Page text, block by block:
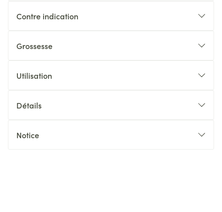
Contre indication
Grossesse
Utilisation
Détails
Notice